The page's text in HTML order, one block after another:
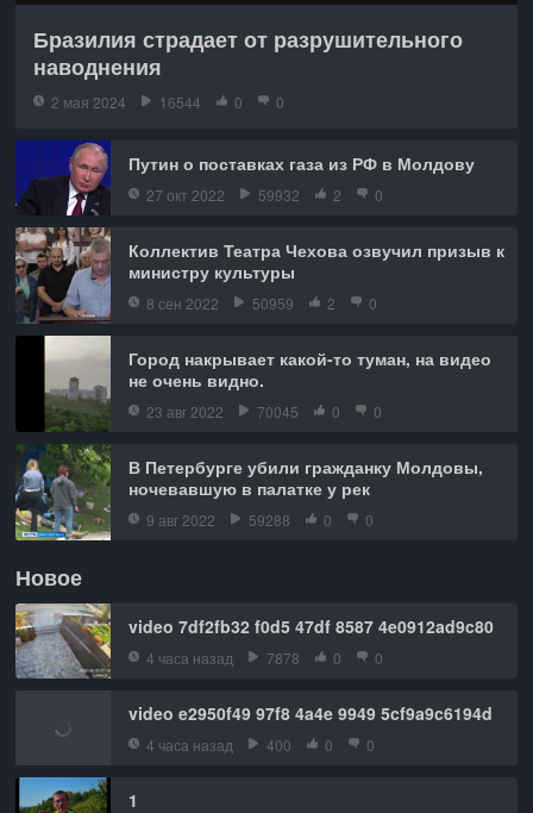
Бразилия страдает от разрушительного
наводнения
2 мая 2024 16544 0 0
Путин о поставках газа из РФ в Молдову
27 окт 2022 59932 2 0
Коллектив Театра Чехова озвучил призыв к
министру культуры
8 сен 2022 50959 2 0
Город накрывает какой-то туман, на видео
не очень видно.
23 авг 2022 70045 0 0
В Петербурге убили гражданку Молдовы,
ночевавшую в палатке у рек
9 авг 2022 59288 0 0
Новое
video 7df2fb32 f0d5 47df 8587 4e0912ad9c80
4 часа назад 7878 0 0
video e2950f49 97f8 4a4e 9949 5cf9a9c6194d
4 часа назад 400 0 0
1